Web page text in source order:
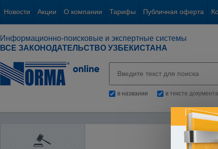
Новости Акции О компании Тарифы Публичная оферта
Информационно-поисковые и экспертные системы
ВСЕ ЗАКОНОДАТЕЛЬСТВО УЗБЕКИСТАНА
в названии в тексте документа